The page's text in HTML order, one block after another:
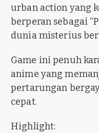
urban action yang
berperan sebagai
dunia misterius
Game ini penuh
anime yang
pertarungan
cepat.
Highlight: